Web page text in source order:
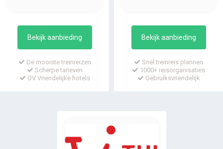
Bekijk aanbieding
De mooiste treinreizen
Scherpe tarieven
OV Vriendelijke hotels
Bekijk aanbieding
Snel treinreis plannen
1000+ reisorganisaties
Gebruiksvriendelijk